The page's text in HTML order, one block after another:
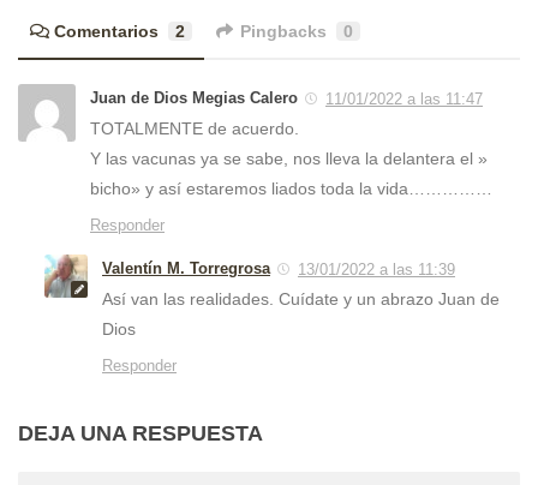
Comentarios 2 Pingbacks 0
Juan de Dios Megias Calero 11/01/2022 a las 11:47
TOTALMENTE de acuerdo.
Y las vacunas ya se sabe, nos lleva la delantera el »
bicho» y así estaremos liados toda la vida……………
Responder
Valentín M. Torregrosa 13/01/2022 a las 11:39
Así van las realidades. Cuídate y un abrazo Juan de
Dios
Responder
DEJA UNA RESPUESTA